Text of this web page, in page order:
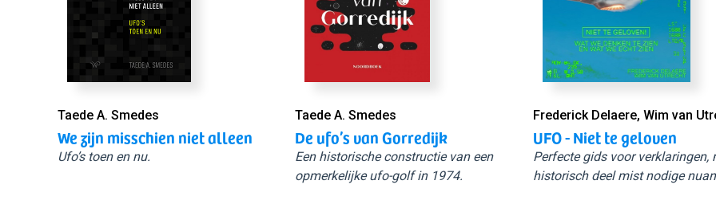
Taede A. Smedes
We zijn misschien niet alleen
Ufo’s toen en nu.
Taede A. Smedes
De ufo’s van Gorredijk
Een historische constructie van een
opmerkelijke ufo-golf in 1974.
Frederick Delaere, Wim van
UFO - Niet te geloven
Perfecte gids voor verklaringen,
historisch deel mist nodige